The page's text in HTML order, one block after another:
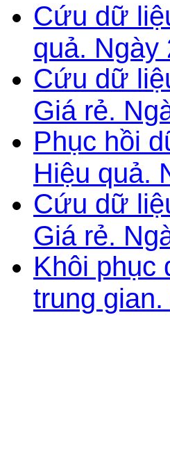
Cứu dữ
quả. Ngày
Cứu dữ
Giá rẻ.
Phục hồi
Hiệu quả.
Cứu dữ
Giá rẻ.
Khôi phục
trung